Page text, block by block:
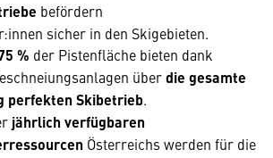
befördern
sicher in den Skigebieten.
% der Pistenfläche bieten dank
überdie gesamte
perfekten Skibetrieb.
jährlich verfügbaren
Österreichs werden für die